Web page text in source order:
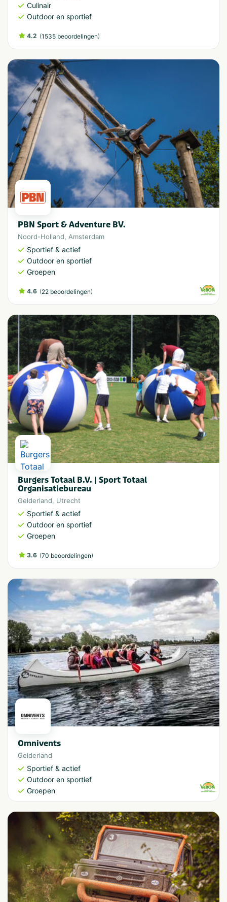
Culinair
Outdoor en sportief
4.2 (1535 beoordelingen)
PBN Sport & Adventure BV.
Noord-Holland, Amsterdam
Sportief & actief
Outdoor en sportief
Groepen
4.6 (22 beoordelingen)
Burgers Totaal B.V. | Sport Totaal
Organisatiebureau
Gelderland, Utrecht
Sportief & actief
Outdoor en sportief
Groepen
3.6 (70 beoordelingen)
Omnivents
Gelderland
Sportief & actief
Outdoor en sportief
Groepen